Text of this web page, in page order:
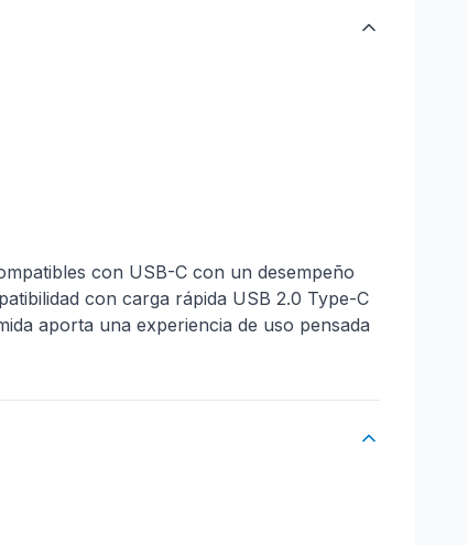
con USB-C con un desempeño
con carga rápida USB 2.0 Type-C
aporta una experiencia de uso pensada